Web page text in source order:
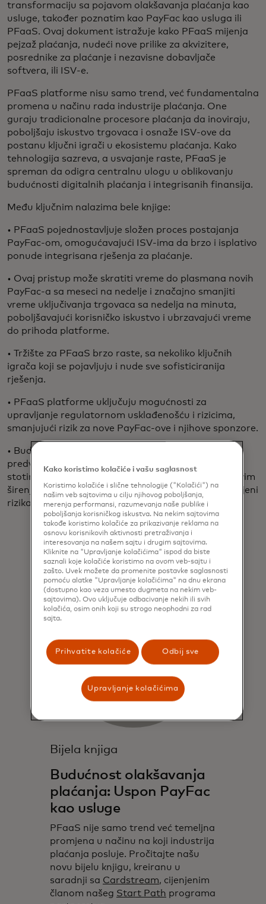
transformaciju sa pojavom olakšavanja plaćanja kao
usluge, također poznatim kao PayFac kao usluga ili
PFaaS. Ovaj dokument istražuje kako PFaaS mijenja
pejzaž plaćanja, nudeći nove prilike za akvizitere,
posrednike za plaćanje i nezavisne dobavljače
softvera, ili ISV-e.
PFaaS platforme nisu samo trend, već fundamentalna
promena u načinu rada industrije plaćanja. One
guraju tradicionalne procesore plaćanja da inoviraju,
poboljšaju iskustvo trgovaca i osnaže ISV-ove da
postanu ključni igrači u ekosistemu plaćanja. Kako
tehnologija sazreva, a usvajanje raste, PFaaS je
spreman da odigra centralnu ulogu u oblikovanju
budućnosti digitalnih plaćanja i integrisanih finansija.
Među ključnim nalazima bele knjige:
• PFaaS pojednostavljuje složen proces postajanja
PayFac-om, omogućavajući ISV-ima da brzo i isplativo
ponude integrisana rješenja za plaćanje.
• Ovaj pristup može skratiti vreme do plasmana novih
PayFac-a sa meseci na nedelje i značajno smanjiti
vreme uključivanja trgovaca sa nedelja na minuta,
poboljšavajući korisničko iskustvo i ubrzavajući vreme
do prihoda platforme.
• Tržište za PFaaS brzo raste, sa nekoliko ključnih
igrača koji se pojavljuju i nude sve sofisticiranija
rješenja.
• PFaaS platforme uključuju mogućnosti za
upravljanje regulatornom usklađenošću i rizicima,
smanjujući rizik za nove PayFac-ove i njihove sponzore.
• Budućnost za PFaaS izgleda obećavajuće, sa
predviđanjima kontinuiranog rasta modela PayFac,
stotinama novih formacija PayFac kvartalno, njihovim
širenjem u nove vertikale i daljom inovacijom u procjeni
rizika i prevenciji prevara.
Bijela knjiga
Budućnost olakšavanja
plaćanja: Uspon PayFac
kao usluge
PFaaS nije samo trend već temeljna
promjena u načinu na koji industrija
plaćanja posluje. Pročitajte našu
novu bijelu knjigu, kreiranu u
saradnji sa Cardstream, cijenjenim
članom našeg Start Path programa
Kako koristimo kolačiće i vašu saglasnost
Koristimo kolačiće i slične tehnologije ("Kolačići") na
našim veb sajtovima u cilju njihovog poboljšanja,
merenja performansi, razumevanja naše publike i
poboljšanja korisničkog iskustva. Na nekim sajtovima
takođe koristimo kolačiće za prikazivanje reklama na
osnovu korisnikovih aktivnosti pretraživanja i
interesovanja na našem sajtu i drugim sajtovima.
Kliknite na "Upravljanje kolačićima" ispod da biste
saznali koje kolačiće koristimo na ovom veb-sajtu i
zašto. Uvek možete da promenite postavke saglasnosti
pomoću alatke "Upravljanje kolačićima" na dnu ekrana
(dostupno kao veza umesto dugmeta na nekim veb-
sajtovima). Ovo uključuje odbacivanje nekih ili svih
kolačića, osim onih koji su strogo neophodni za rad
sajta.
Prihvatite kolačiće Odbij sve
Upravljanje kolačićima